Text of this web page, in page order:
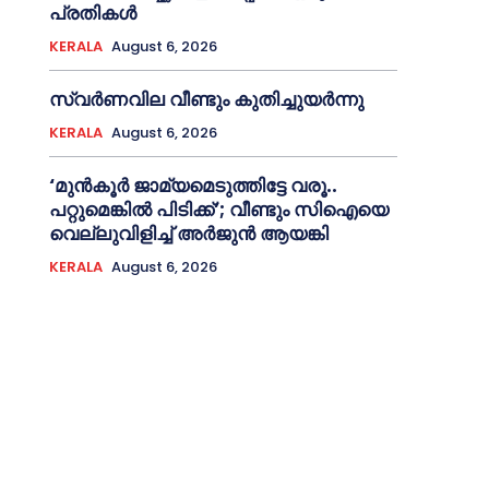
പ്രതികള്‍
KERALA August 6, 2026
സ്വർണവില വീണ്ടും കുതിച്ചുയർന്നു
KERALA August 6, 2026
‘മുൻ‌കൂര്‍ ജാമ്യമെടുത്തിട്ടേ വരൂ..
പറ്റുമെങ്കില്‍ പിടിക്ക്’; വീണ്ടും സിഐയെ
വെല്ലുവിളിച്ച്‌ അര്‍ജുന്‍ ആയങ്കി
KERALA August 6, 2026